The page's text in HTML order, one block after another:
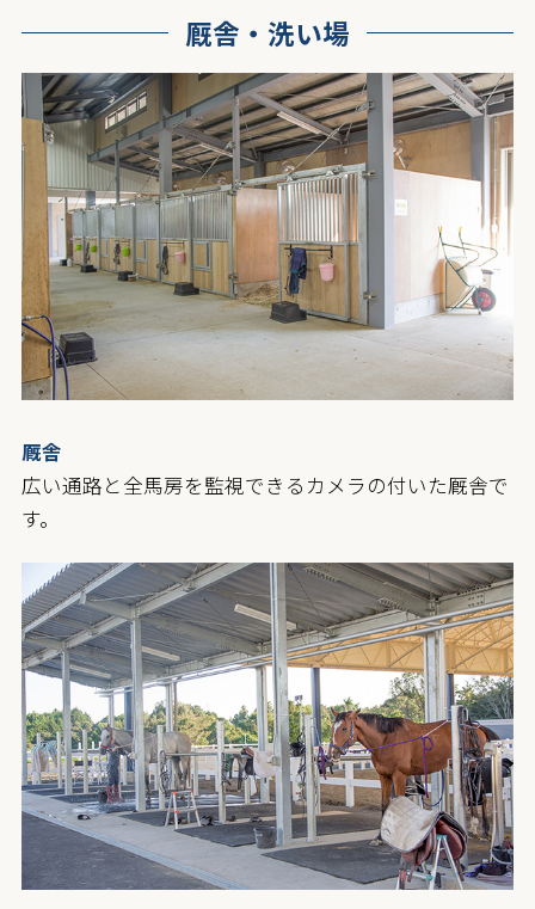
厩舎・洗い場
厩舎
広い通路と全馬房を監視できるカメラの付いた厩舎で
す。